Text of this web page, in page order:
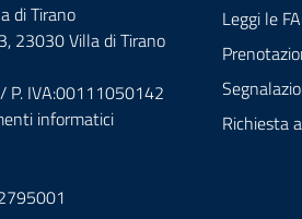
di Tirano
23030 Villa di Tirano
P. IVA:00111050142
informatici
Leggi le
Richiesta